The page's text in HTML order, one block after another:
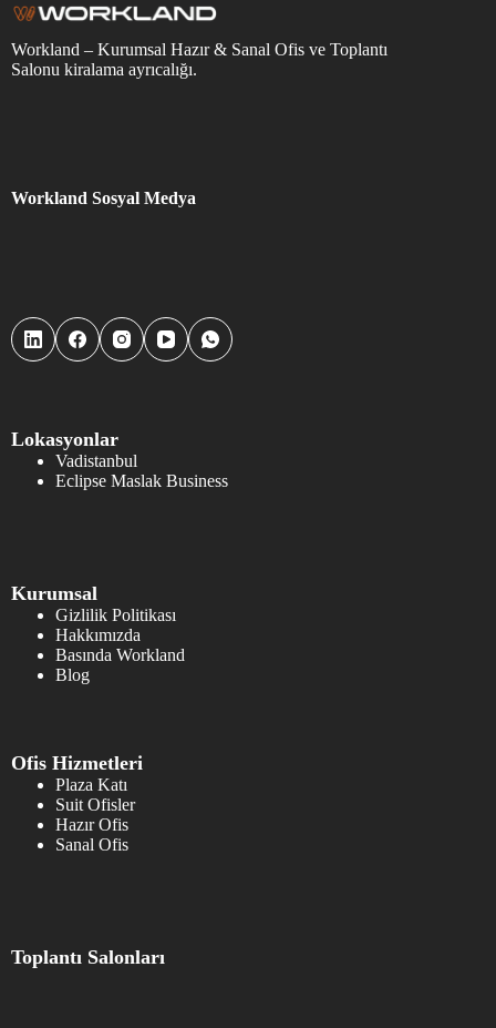
Workland – Kurumsal Hazır & Sanal Ofis ve Toplantı
Salonu kiralama ayrıcalığı.
Workland Sosyal Medya
Lokasyonlar
Vadistanbul
Eclipse Maslak Business
Kurumsal
Gizlilik Politikası
Hakkımızda
Basında Workland
Blog
Ofis Hizmetleri
Plaza Katı
Suit Ofisler
Hazır Ofis
Sanal Ofis
Toplantı Salonları